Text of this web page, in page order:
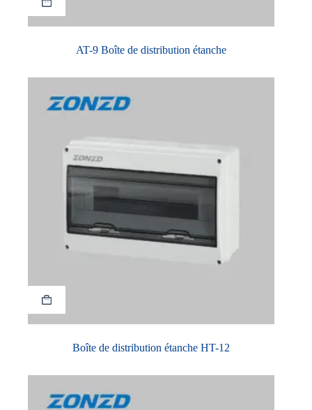
AT-9 Boîte de distribution étanche
Boîte de distribution étanche HT-12